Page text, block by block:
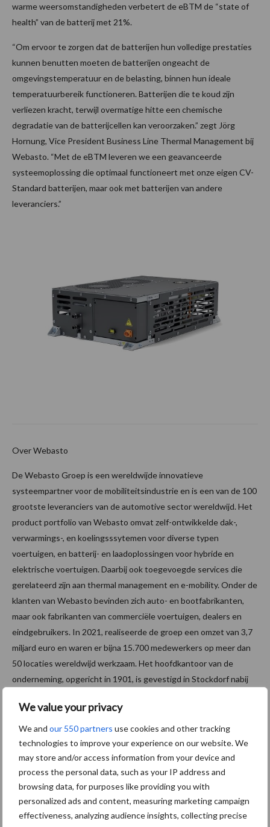
We value your privacy
We and our 550 partners use cookies and other tracking
technologies to improve your experience on our website. We
may store and/or access information from your device and
process the personal data, such as your IP address and
browsing data, for purposes like providing you with
personalized ads and content, measuring marketing campaign
effectiveness, analyzing audience insights, collecting precise
warme weersomstandigheden verbetert de eBTM de “state of
health” van de batterij met 21%.
“Om ervoor te zorgen dat de batterijen hun volledige prestaties
kunnen benutten moeten de batterijen ongeacht de
omgevingstemperatuur en de belasting, binnen hun ideale
temperatuurbereik functioneren. Batterijen die te koud zijn
verliezen kracht, terwijl overmatige hitte een chemische
degradatie van de batterijcellen kan veroorzaken.” zegt Jörg
Hornung, Vice President Business Line Thermal Management bij
Webasto. “Met de eBTM leveren we een geavanceerde
systeemoplossing die optimaal functioneert met onze eigen CV-
Standard batterijen, maar ook met batterijen van andere
leveranciers.”
Over Webasto
De Webasto Groep is een wereldwijde innovatieve
systeempartner voor de mobiliteitsindustrie en is een van de 100
grootste leveranciers van de automotive sector wereldwijd. Het
product portfolio van Webasto omvat zelf-ontwikkelde dak-,
verwarmings-, en koelingsssytemen voor diverse typen
voertuigen, en batterij- en laadoplossingen voor hybride en
elektrische voertuigen. Daarbij ook toegevoegde services die
gerelateerd zijn aan thermal management en e-mobility. Onder de
klanten van Webasto bevinden zich auto- en bootfabrikanten,
maar ook fabrikanten van commerciële voertuigen, dealers en
eindgebruikers. In 2021, realiseerde de groep een omzet van 3,7
miljard euro en waren er bijna 15.700 medewerkers op meer dan
50 locaties wereldwijd werkzaam. Het hoofdkantoor van de
onderneming, opgericht in 1901, is gevestigd in Stockdorf nabij
Voor meer informatie kunt u terecht op
electrified.com
Speciaal voor jou! Nieuws over
batterijen
Wettelijke
aanvaardingsplicht